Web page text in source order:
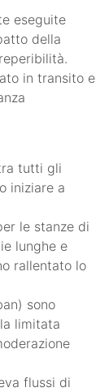
eseguite
della
in transito e
tutti gli
iniziare a
le stanze di
lunghe e
rallentato lo
sono
limitata
flussi di